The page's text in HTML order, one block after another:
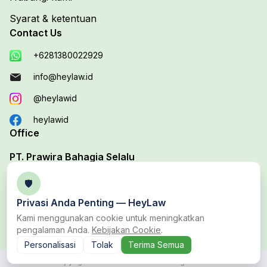
Syarat & ketentuan
Contact Us
+6281380022929
info@heylaw.id
@heylawid
heylawid
Office
PT. Prawira Bahagia Selalu
Your Trusted Legal Edutech Platform
Office 1 :
Harapan Baru, Bekasi Utara, Bekasi
🛡️
Privasi Anda Penting — HeyLaw
Kami menggunakan cookie untuk meningkatkan
pengalaman Anda. Kebijakan Cookie.
Personalisasi
Tolak Terima Semua